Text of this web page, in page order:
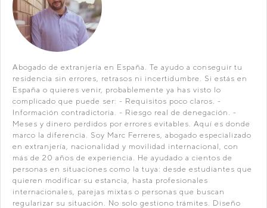
Abogado de extranjería en España. Te ayudo a conseguir tu
residencia sin errores, retrasos ni incertidumbre. Si estás en
España o quieres venir, probablemente ya has visto lo
complicado que puede ser: - Requisitos poco claros. -
Información contradictoria. - Riesgo real de denegación. -
Meses y dinero perdidos por errores evitables. Aquí es donde
marco la diferencia. Soy Marc Ferreres, abogado especializado
en extranjería, nacionalidad y movilidad internacional, con
más de 20 años de experiencia. He ayudado a cientos de
personas en situaciones como la tuya: desde estudiantes que
quieren modificar su estancia, hasta profesionales
internacionales, parejas mixtas o personas que buscan
regularizar su situación. No solo gestiono trámites. Diseño